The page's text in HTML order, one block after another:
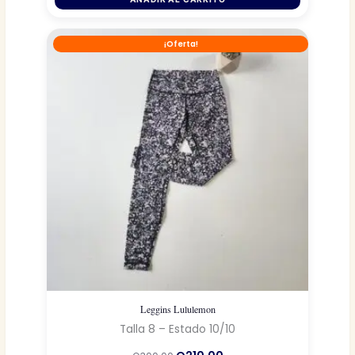
era:
es:
¡Oferta!
Leggins Lululemon
Talla 8 – Estado 10/10